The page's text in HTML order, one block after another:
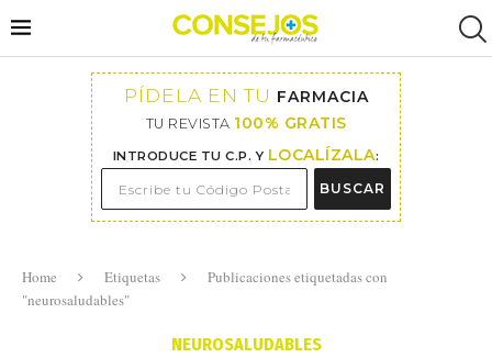
PÍDELA EN TU FARMACIA
TU REVISTA 100% GRATIS
INTRODUCE TU C.P. Y LOCALÍZALA:
BUSCAR
Home Etiquetas
Publicaciones etiquetadas con
"neurosaludables"
NEUROSALUDABLES